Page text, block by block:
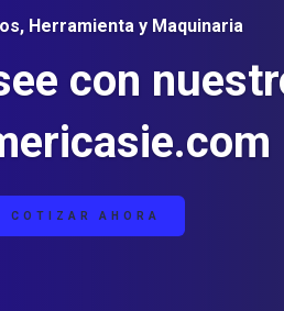
Herramienta y Maquinaria
con
COTIZAR AHORA